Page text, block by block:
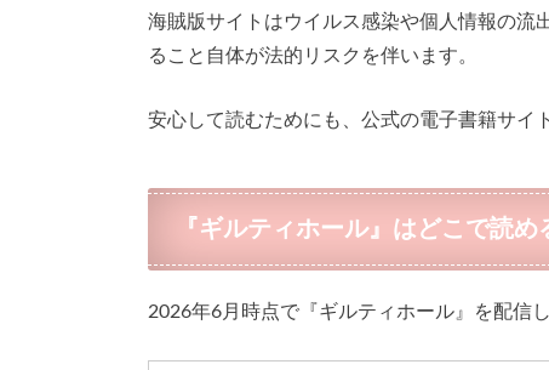
海賊版サイトはウイルス感染や個人情報の流
ること自体が法的リスクを伴います。
安心して読むためにも、公式の電子書籍サイ
『ギルティホール』はどこで読
2026年6月時点で『ギルティホール』を配信